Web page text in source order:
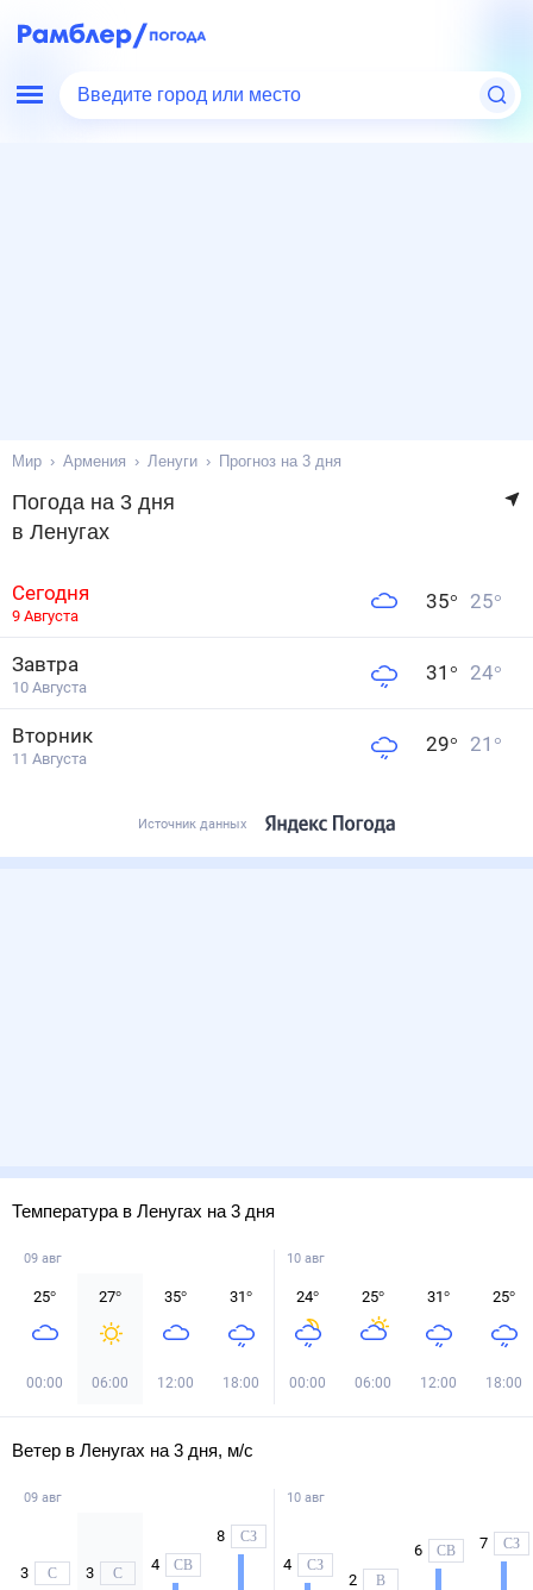
Введите город или место
Мир Армения Ленуги Прогноз на 3 дня
Погода на 3 дня
в Ленугах
Сегодня
9 Августа
35° 25°
Завтра
10 Августа
31 ° 24°
Вторник
11 Августа
29° 21 °
Источник данных
Температура в Ленугах на 3 дня
09 авг
25°
00:00
27°
06:00
35°
12:00
31°
18:00
10 авг
24°
00:00
25°
06:00
31°
12:00
25°
18:00
Ветер в Ленугах на 3 дня, м/с
09 авг
3 С 3 С 4 СВ
8 СЗ
10 авг
4 СЗ
2 В
6 СВ 7 СЗ